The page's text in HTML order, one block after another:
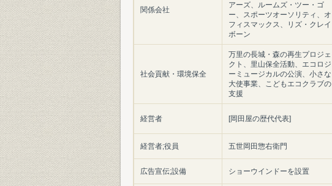
関係会社
アーズ、ルームズ・ツー・ゴ
ー、スポーツオーソリティ、オ
フィスマックス、リズ・クレイ
ボーン
社会貢献・環境保全
万里の長城・森の再生プロジェ
クト、里山保全活動、エコロジ
ーミュージカルの公演、小さな
大使事業、こどもエコクラブの
支援
経営者 [岡田屋の歴代代表]
経営者;役員 五世岡田惣右衛門
広告宣伝;設備 ショーウインドーを設置